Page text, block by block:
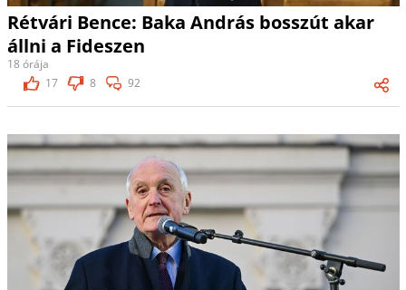
Rétvári Bence: Baka András bosszút akar
állni a Fideszen
18 órája
17
8 92